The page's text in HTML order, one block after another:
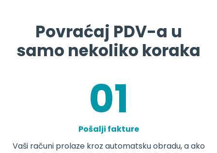
Povraćaj PDV-a u
samo nekoliko koraka
Pošalji fakture
Vaši računi prolaze kroz automatsku obradu, a ako